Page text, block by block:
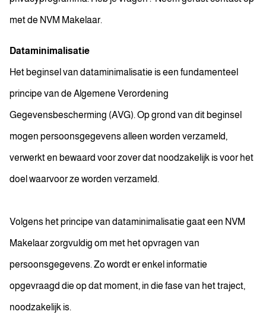
met de NVM Makelaar.
Dataminimalisatie
Het beginsel van dataminimalisatie is een fundamenteel
principe van de Algemene Verordening
Gegevensbescherming (AVG). Op grond van dit beginsel
mogen persoonsgegevens alleen worden verzameld,
verwerkt en bewaard voor zover dat noodzakelijk is voor het
doel waarvoor ze worden verzameld.
Volgens het principe van dataminimalisatie gaat een NVM
Makelaar zorgvuldig om met het opvragen van
persoonsgegevens. Zo wordt er enkel informatie
opgevraagd die op dat moment, in die fase van het traject,
noodzakelijk is.